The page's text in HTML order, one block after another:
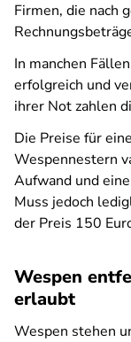
Firmen, die nach
In manchen
erfolgreich und
ihrer Not zahlen
Die Preise für
Wespennestern
Aufwand und
Muss jedoch
der Preis 150
Wespen
erlaubt
Wespen stehen